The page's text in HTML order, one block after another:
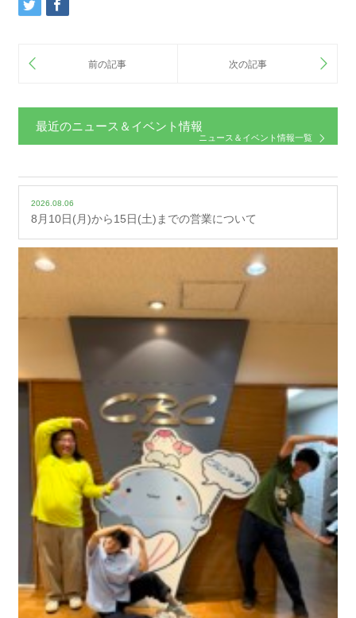
最近のニュース＆イベント情報
ニュース＆イベント情報一覧
2026.08.06
8月10日(月)から15日(土)までの営業について